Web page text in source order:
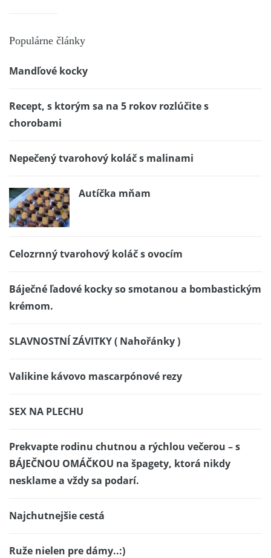
Populárne články
Mandľové kocky
Recept, s ktorým sa na 5 rokov rozlúčite s
chorobami
Nepečený tvarohový koláč s malinami
Autíčka mňam
Celozrnný tvarohový koláč s ovocím
Báječné ľadové kocky so smotanou a bombastickým
krémom.
SLAVNOSTNÍ ZÁVITKY ( Nahořánky )
Valikine kávovo mascarpónové rezy
SEX NA PLECHU
Prekvapte rodinu chutnou a rýchlou večerou – s
BÁJEČNOU OMÁČKOU na špagety, ktorá nikdy
nesklame a vždy sa podarí.
Najchutnejšie cestá
Ruže nielen pre dámy..:)